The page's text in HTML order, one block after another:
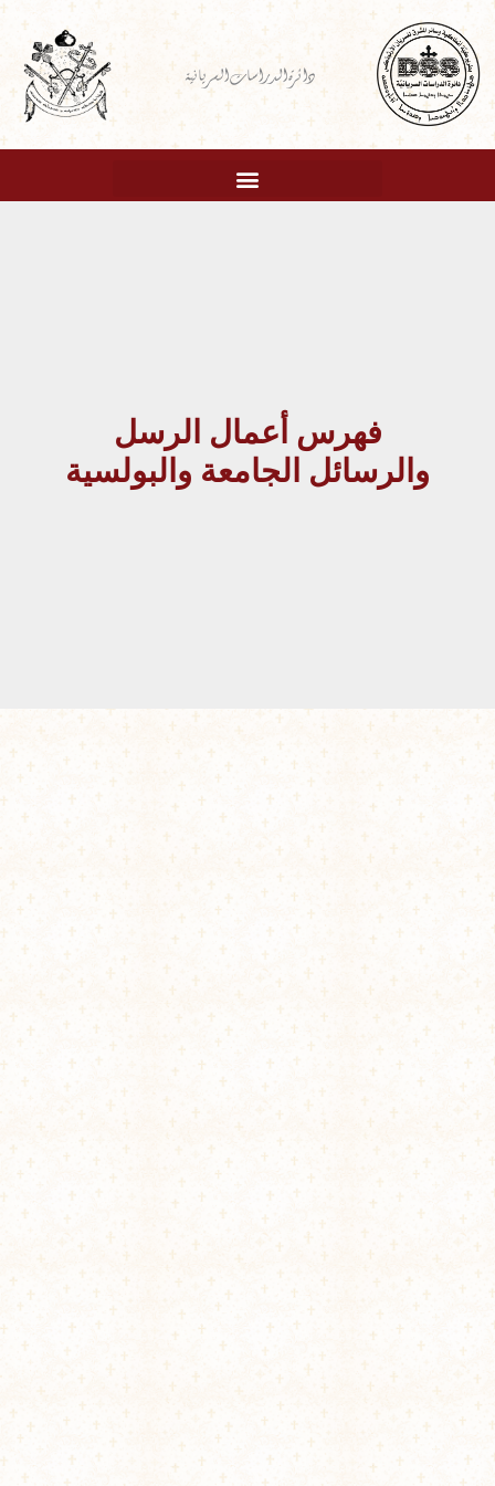
تخطي
إلى
المحتوى
دائرة الدراسات السريانية
فهرس أعمال الرسل
والرسائل الجامعة والبولسية